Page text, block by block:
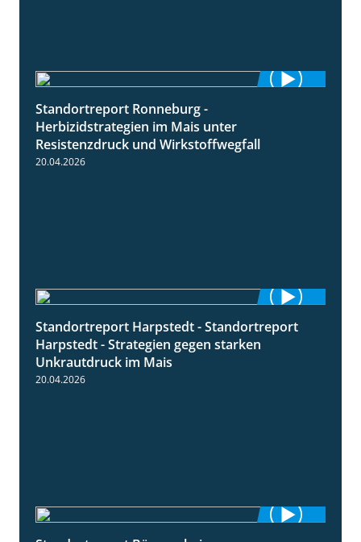
Standortreport Ronneburg -
Herbizidstrategien im Mais unter
Resistenzdruck und Wirkstoffwegfall
20.04.2026
9:11
Standortreport Harpstedt - Standortreport
Harpstedt - Strategien gegen starken
Unkrautdruck im Mais
20.04.2026